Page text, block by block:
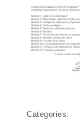
Categories: